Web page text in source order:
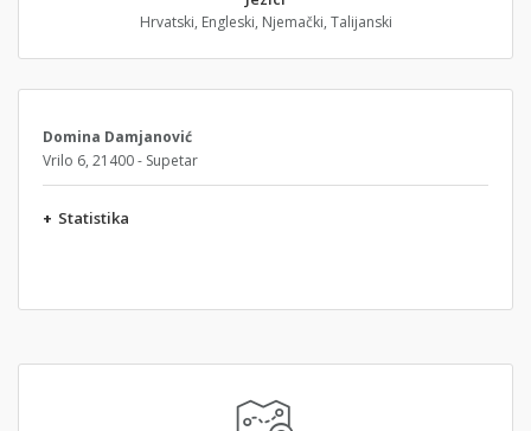
Hrvatski, Engleski, Njemački, Talijanski
Domina Damjanović
Vrilo 6, 21400 - Supetar
+ Statistika